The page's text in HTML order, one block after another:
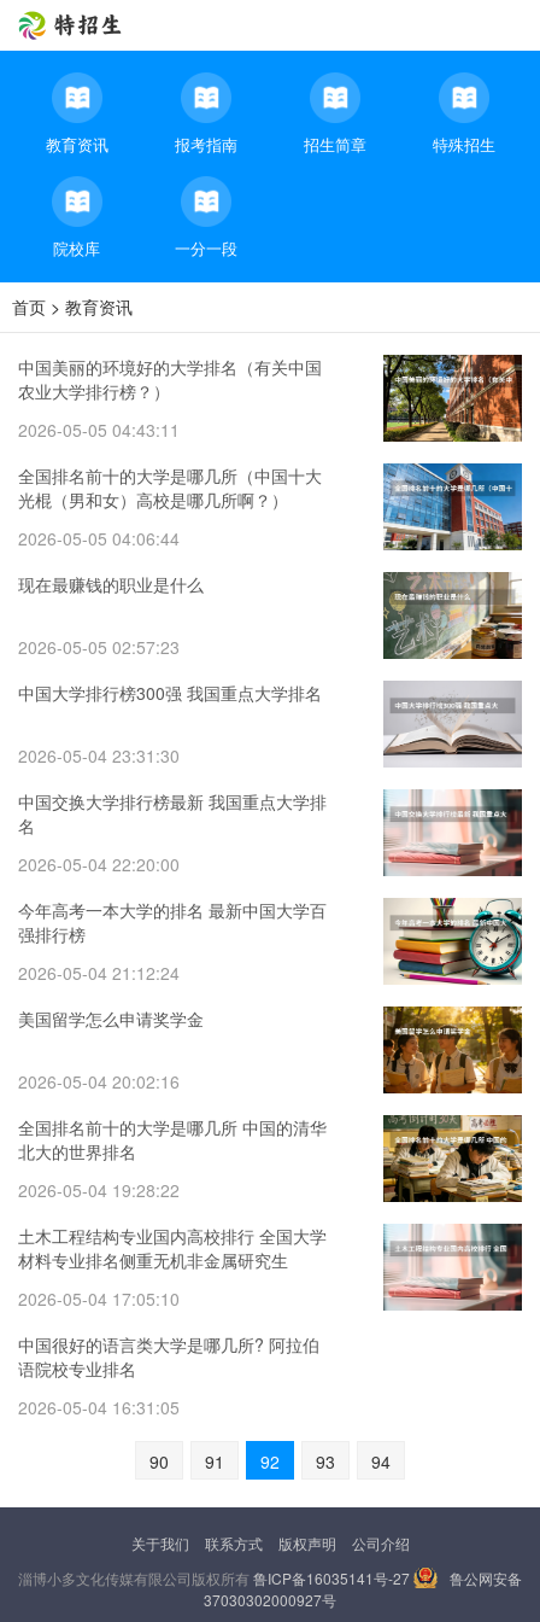
教育资讯 报考指南 招生简章 特殊招生
院校库 一分一段
首页 > 教育资讯
中国美丽的环境好的大学排名（有关中国
农业大学排行榜？）
2026-05-05 04:43:11
全国排名前十的大学是哪几所（中国十大
光棍（男和女）高校是哪几所啊？）
2026-05-05 04:06:44
现在最赚钱的职业是什么
2026-05-05 02:57:23
中国大学排行榜300强 我国重点大学排名
2026-05-04 23:31:30
中国交换大学排行榜最新 我国重点大学排
名
2026-05-04 22:20:00
今年高考一本大学的排名 最新中国大学百
强排行榜
2026-05-04 21:12:24
美国留学怎么申请奖学金
2026-05-04 20:02:16
全国排名前十的大学是哪几所 中国的清华
北大的世界排名
2026-05-04 19:28:22
土木工程结构专业国内高校排行 全国大学
材料专业排名侧重无机非金属研究生
2026-05-04 17:05:10
中国很好的语言类大学是哪几所? 阿拉伯
语院校专业排名
2026-05-04 16:31:05
90 91 92 93 94
关于我们 联系方式 版权声明
公司介绍
淄博小多文化传媒有限公司版权所有鲁ICP备16035141号-27
鲁公网安备
37030302000927号